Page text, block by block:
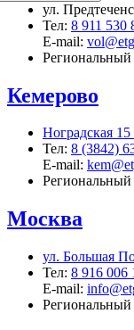
ул.
Тел: 8 911 530
E-mail:
Региональный
Кемерово
Ноградская
Тел: 8 (3842)
E-mail:
Региональный
Москва
ул. Большая
Тел: 8 916 006
E-mail:
Региональный